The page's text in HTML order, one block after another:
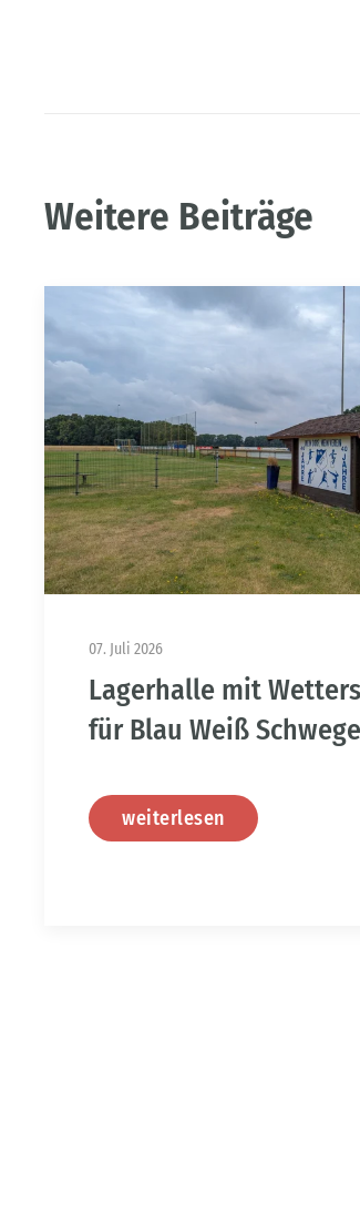
Weitere Beiträge
07. Juli 2026
Lagerhalle mit
für Blau Weiß Schwege
weiterlesen